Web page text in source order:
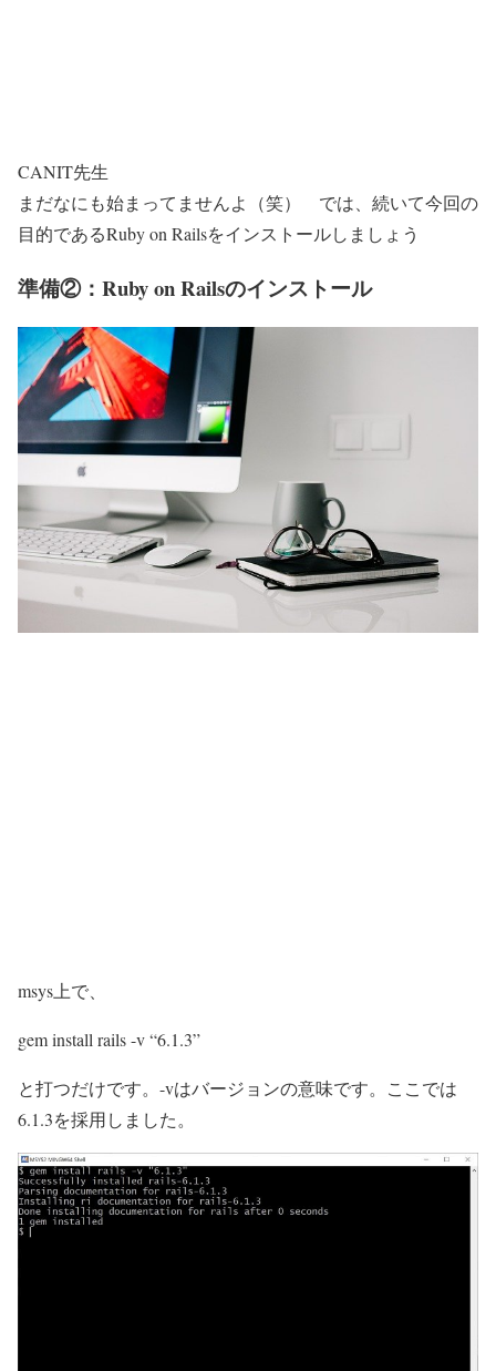
CANIT先生
まだなにも始まってませんよ（笑） では、続いて今回の
目的であるRuby on Railsをインストールしましょう
準備②：Ruby on Railsのインストール
msys上で、
gem install rails -v “6.1.3”
と打つだけです。-vはバージョンの意味です。ここでは
6.1.3を採用しました。